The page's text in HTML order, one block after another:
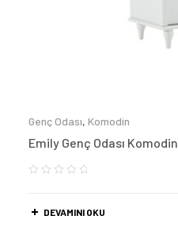
Genç Odası, Komodin
Emily Genç Odası Komodin
DEVAMINI OKU